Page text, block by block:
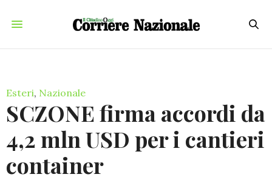
Esteri, Nazionale
SCZONE firma accordi da
4,2 mln USD per i cantieri
container